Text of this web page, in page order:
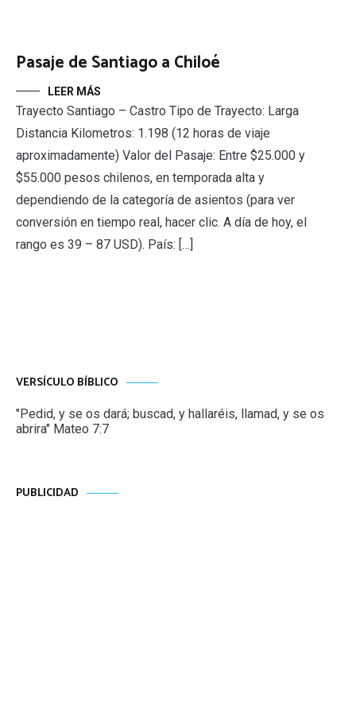
Pasaje de Santiago a Chiloé
LEER MÁS
Trayecto Santiago – Castro Tipo de Trayecto: Larga
Distancia Kilometros: 1.198 (12 horas de viaje
aproximadamente) Valor del Pasaje: Entre $25.000 y
$55.000 pesos chilenos, en temporada alta y
dependiendo de la categoría de asientos (para ver
conversión en tiempo real, hacer clic. A día de hoy, el
rango es 39 – 87 USD). País: […]
VERSÍCULO BÍBLICO
"Pedid, y se os dará; buscad, y hallaréis, llamad, y se os
abrira" Mateo 7:7
PUBLICIDAD